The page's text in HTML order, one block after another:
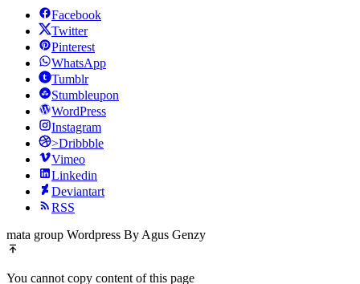
Facebook
Twitter
Pinterest
WhatsApp
Tumblr
Stumbleupon
WordPress
Instagram
>Dribbble
Vimeo
Linkedin
Deviantart
RSS
mata group Wordpress By Agus Genzy
You cannot copy content of this page